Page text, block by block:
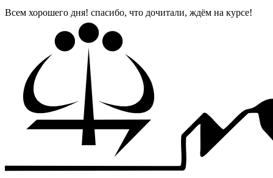
Всем хорошего дня! спасибо, что дочитали, ждём на курсе!